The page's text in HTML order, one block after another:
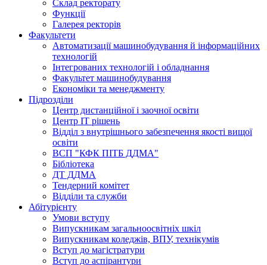
Склад ректорату
Функції
Галерея ректорів
Факультети
Автоматизації машинобудування й інформаційних
технологій
Інтегрованих технологій і обладнання
Факультет машинобудування
Економіки та менеджменту
Підрозділи
Центр дистанційної і заочної освіти
Центр ІТ рішень
Відділ з внутрішнього забезпечення якості вищої
освіти
ВСП "КФК ПІТБ ДДМА"
Бібліотека
ДТ ДДМА
Тендерний комітет
Відділи та служби
Абітурієнту
Умови вступу
Випускникам загальноосвітніх шкіл
Випускникам коледжів, ВПУ, технікумів
Вступ до магістратури
Вступ до аспірантури